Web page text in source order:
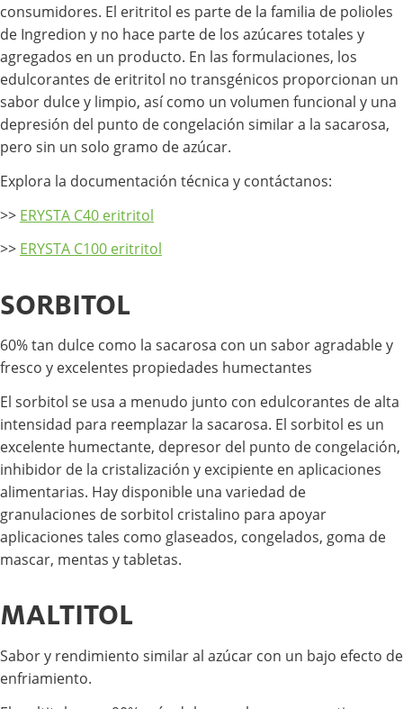
consumidores. El eritritol es parte de la familia de polioles
de Ingredion y no hace parte de los azúcares totales y
agregados en un producto. En las formulaciones, los
edulcorantes de eritritol no transgénicos proporcionan un
sabor dulce y limpio, así como un volumen funcional y una
depresión del punto de congelación similar a la sacarosa,
pero sin un solo gramo de azúcar.
Explora la documentación técnica y contáctanos:
>> ERYSTA C40 eritritol
>> ERYSTA C100 eritritol
SORBITOL
60% tan dulce como la sacarosa con un sabor agradable y
fresco y excelentes propiedades humectantes
El sorbitol se usa a menudo junto con edulcorantes de alta
intensidad para reemplazar la sacarosa. El sorbitol es un
excelente humectante, depresor del punto de congelación,
inhibidor de la cristalización y excipiente en aplicaciones
alimentarias. Hay disponible una variedad de
granulaciones de sorbitol cristalino para apoyar
aplicaciones tales como glaseados, congelados, goma de
mascar, mentas y tabletas.
MALTITOL
Sabor y rendimiento similar al azúcar con un bajo efecto de
enfriamiento.